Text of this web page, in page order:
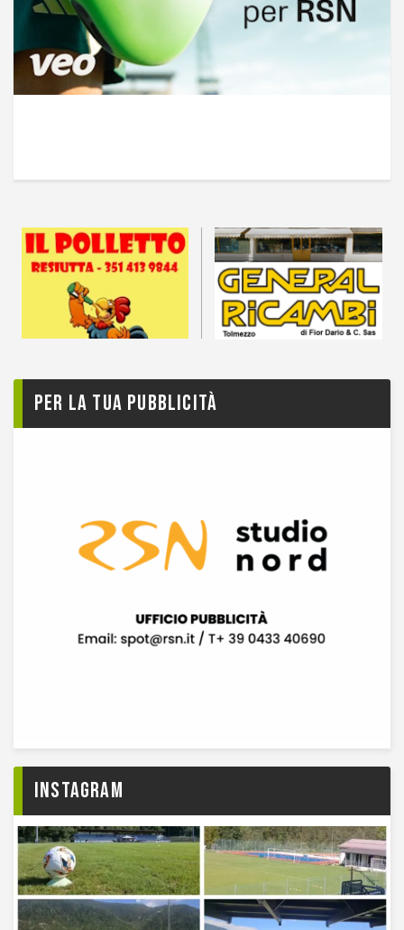
Per la tua pubblicità
Instagram